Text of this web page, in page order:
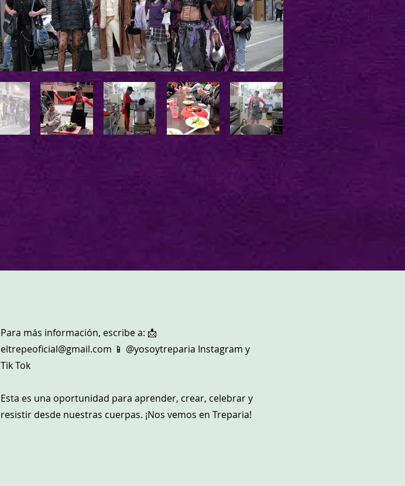
Para más información, escribe a: 📩
eltrepeoficial@gmail.com 📱 @yosoytreparia Instagram y
Tik Tok
Esta es una oportunidad para aprender, crear, celebrar y
resistir desde nuestras cuerpas. ¡Nos vemos en Treparia!